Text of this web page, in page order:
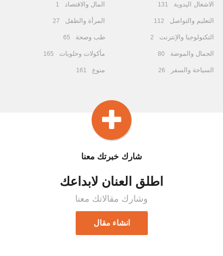
الاشغال اليدوية 131
التعليم والتواصل 112
التكنولوجيا والإنترنت 2
الجمال والموضة 80
السياحة والسفر 26
المال والاقتصاد 1
المرأة والطفل 27
طب وصحة 65
مأكولات وحلويات 165
منوع 161
شارك خبرتك معنا
اطلق العنان لابداعك
وشارك مقالاتك معنا
انشاء مقال